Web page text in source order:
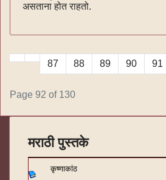
असताना होत राहतो.
87 88 89 90 91
Page 92 of 130
मराठी पुस्तके
कृष्णाकांठ